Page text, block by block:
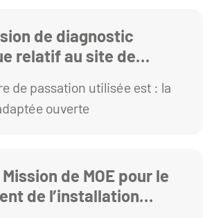
de diagnostic
relatif au site de
de passation utilisée est : la
ouverte
Mission de MOE pour le
de l’installation